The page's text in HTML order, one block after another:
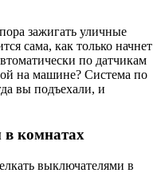
зажигать уличные
сама, как только начнет
по датчикам
на машине? Система по
вы подъехали, и
в комнатах
выключателями в